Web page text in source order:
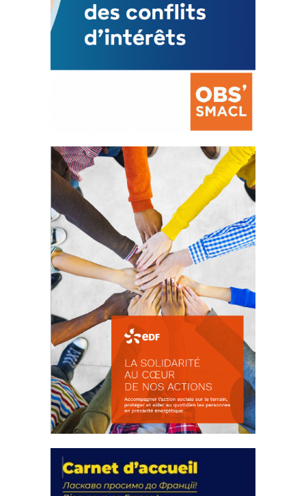
La prévention des conflits
d’intérêts
18 septembre 2023
FEUILLETER
actions
18 septembre 2023